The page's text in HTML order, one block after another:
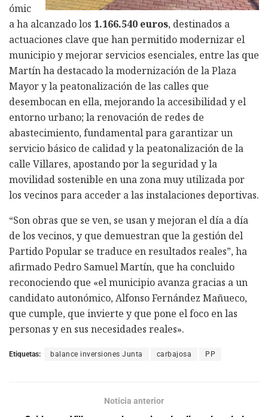
ómic
a ha alcanzado los 1.166.540 euros, destinados a
actuaciones clave que han permitido modernizar el
municipio y mejorar servicios esenciales, entre las que
Martín ha destacado la modernización de la Plaza
Mayor y la peatonalización de las calles que
desembocan en ella, mejorando la accesibilidad y el
entorno urbano; la renovación de redes de
abastecimiento, fundamental para garantizar un
servicio básico de calidad y la peatonalización de la
calle Villares, apostando por la seguridad y la
movilidad sostenible en una zona muy utilizada por
los vecinos para acceder a las instalaciones deportivas.
“Son obras que se ven, se usan y mejoran el día a día
de los vecinos, y que demuestran que la gestión del
Partido Popular se traduce en resultados reales”, ha
afirmado Pedro Samuel Martín, que ha concluido
reconociendo que «el municipio avanza gracias a un
candidato autonómico, Alfonso Fernández Mañueco,
que cumple, que invierte y que pone el foco en las
personas y en sus necesidades reales».
Etiquetas: balance inversiones Junta carbajosa PP
Noticia anterior